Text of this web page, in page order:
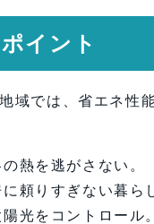
イント
域では、省エネ性
熱を逃がさない。
頼りすぎない暮ら
光をコントロール。